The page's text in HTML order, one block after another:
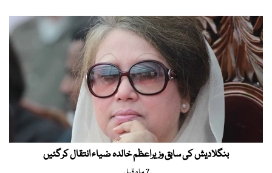
بنگلادیش کی سابق وزیراعظم خالدہ ضیاء انتقال کرگئیں